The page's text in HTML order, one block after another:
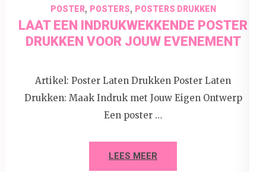
POSTER, POSTERS, POSTERS DRUKKEN
LAAT EEN INDRUKWEKKENDE POSTER
DRUKKEN VOOR JOUW EVENEMENT
Artikel: Poster Laten Drukken Poster Laten
Drukken: Maak Indruk met Jouw Eigen Ontwerp
Een poster …
LEES MEER